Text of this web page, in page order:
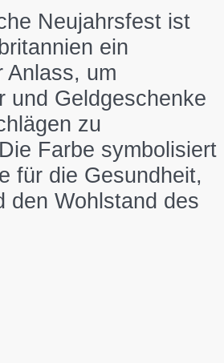
Neujahrsfest ist
ein
Anlass, um
und Geldgeschenke
zu
Farbe symbolisiert
für die Gesundheit,
den Wohlstand des